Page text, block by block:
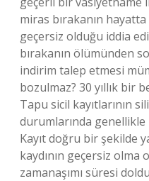
miras bırakanın
geçersiz olduğu iddia
bırakanın ölümünden
indirim talep etmesi
bozulmaz? 30 yıllık bir
Tapu sicil kayıtlarının
durumlarında genellikle
Kayıt doğru bir şekilde
kaydının geçersiz olma
zamanaşımı süresi